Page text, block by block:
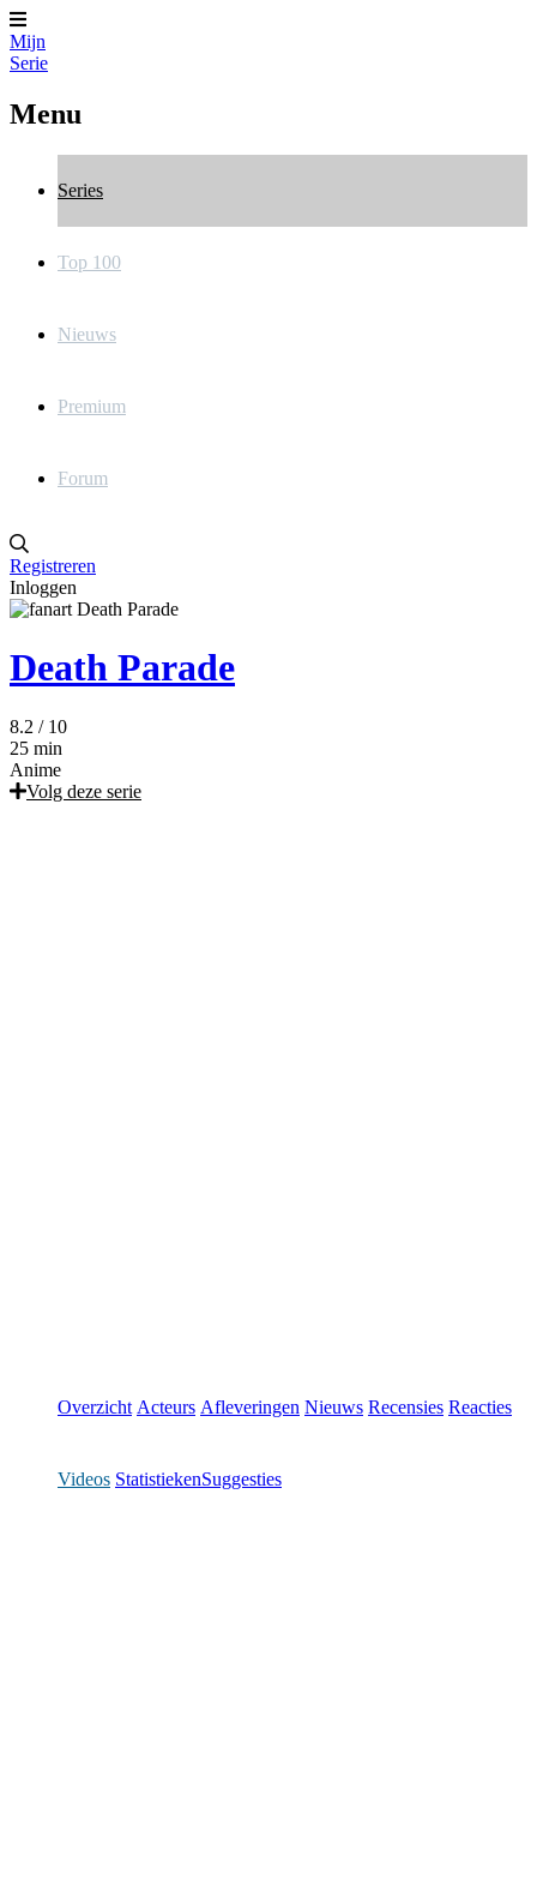
Mijn
Serie
Menu
Series
Top 100
Nieuws
Premium
Forum
Registreren
Inloggen
Death Parade
8.2 / 10
25 min
Anime
Volg deze serie
Overzicht Acteurs Afleveringen Nieuws Recensies Reacties
Videos StatistiekenSuggesties